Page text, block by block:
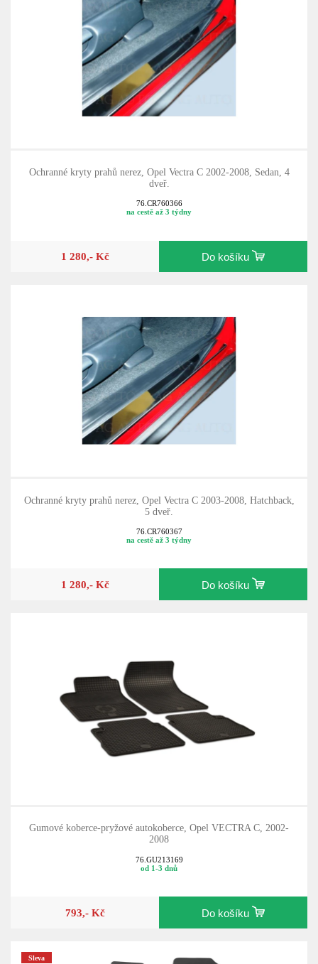
Ochranné kryty prahů nerez, Opel Vectra C 2002-2008, Sedan, 4
dveř.
76.CR760366
na cestě až 3 týdny
1 280,- Kč Do košíku
Ochranné kryty prahů nerez, Opel Vectra C 2003-2008, Hatchback,
5 dveř.
76.CR760367
na cestě až 3 týdny
1 280,- Kč Do košíku
Gumové koberce-pryžové autokoberce, Opel VECTRA C, 2002-
2008
76.GU213169
od 1-3 dnů
793,- Kč Do košíku
Sleva